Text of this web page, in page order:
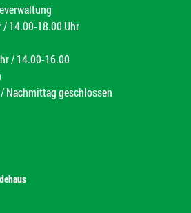
14.00-18.00 Uhr
/ 14.00-16.00
Nachmittag geschlossen